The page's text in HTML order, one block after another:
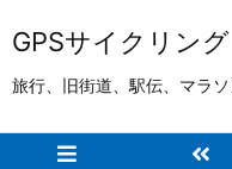
GPSサイクリング
旅行、旧街道、駅伝、マラ